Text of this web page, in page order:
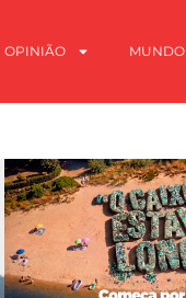
OPINIÃO MUNDO